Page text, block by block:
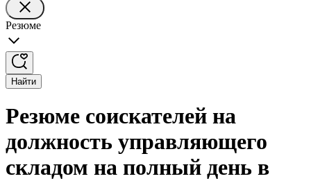
Резюме
Найти
Резюме соискателей на
должность управляющего
складом на полный день в